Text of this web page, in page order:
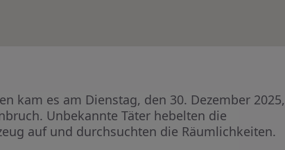
kam es am Dienstag, den 30. Dezember 2025,
Unbekannte Täter hebelten die
auf und durchsuchten die Räumlichkeiten.